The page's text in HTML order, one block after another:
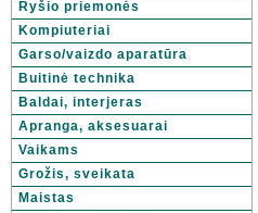
Ryšio priemonės
Kompiuteriai
Garso/vaizdo aparatūra
Buitinė technika
Baldai, interjeras
Apranga, aksesuarai
Vaikams
Grožis, sveikata
Maistas